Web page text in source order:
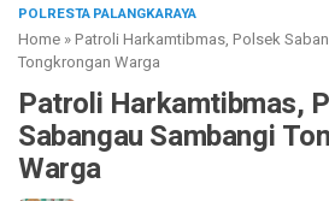
POLRESTA PALANGKARAYA
Home »Patroli Harkamtibmas, Polsek
Tongkrongan Warga
Patroli Harkamtibmas,
Sabangau Sambangi
Warga